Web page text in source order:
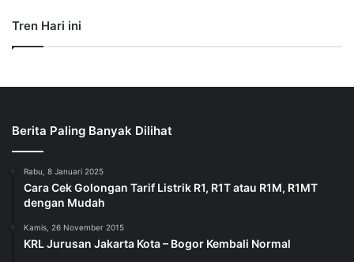
Tren Hari ini
Berita Paling Banyak Dilihat
Rabu, 8 Januari 2025
Cara Cek Golongan Tarif Listrik R1, R1T atau R1M, R1MT
dengan Mudah
Kamis, 26 November 2015
KRL Jurusan Jakarta Kota – Bogor Kembali Normal